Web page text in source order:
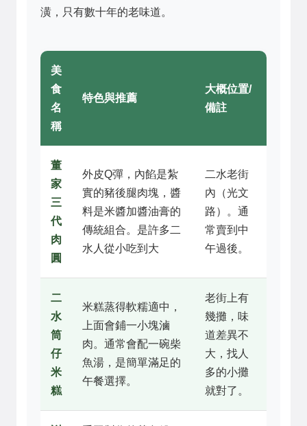
潢，只有數十年的老味道。
美
食
名
稱
特色與推薦
大概位置/
備註
董
家
三
代
肉
圓
外皮Q彈，內餡是紮
實的豬後腿肉塊，醬
料是米醬加醬油膏的
傳統組合。是許多二
水人從小吃到大
二水老街
內（光文
路）。通
常賣到中
午過後。
二
水
筒
仔
米
糕
米糕蒸得軟糯適中，
上面會鋪一小塊滷
肉。通常會配一碗柴
魚湯，是簡單滿足的
午餐選擇。
老街上有
幾攤，味
道差異不
大，找人
多的小攤
就對了。